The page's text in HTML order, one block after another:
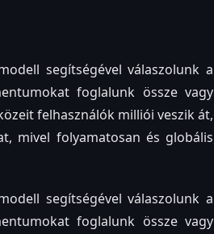
segítségével válaszolunk a
foglalunk össze vagy
felhasználók milliói veszik át,
mivel folyamatosan és globális
segítségével válaszolunk a
foglalunk össze vagy